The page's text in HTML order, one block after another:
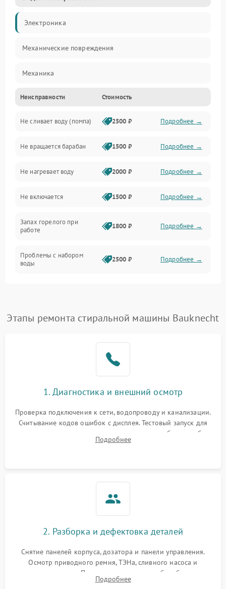
Электроника
Механические повреждения
Механика
Электропитание
Водоснабжение
Слив
Программное обеспечение
Неисправности Стоимость
Не сливает воду (помпа) 2500 ₽ Подробнее →
Не вращается барабан 1500 ₽ Подробнее →
Не нагревает воду 2000 ₽ Подробнее →
Не включается 1500 ₽ Подробнее →
Запах горелого при
работе
1800 ₽ Подробнее →
Проблемы с набором
воды
2500 ₽ Подробнее →
2200 ₽ Подробнее →
Этапы ремонта стиральной машины Bauknecht
1. Диагностика и внешний осмотр
Проверка подключения к сети, водопроводу и канализации.
Считывание кодов ошибок с дисплея. Тестовый запуск для
выявления посторонних шумов, протечек или сбоев в работе
электронного модуля управления.
Подробнее
2. Разборка и дефектовка деталей
Снятие панелей корпуса, дозатора и панели управления.
Осмотр приводного ремня, ТЭНа, сливного насоса и
амортизаторов. Проверка подшипников барабана и
крестовины на износ, а манжеты люка на разрывы.
Подробнее